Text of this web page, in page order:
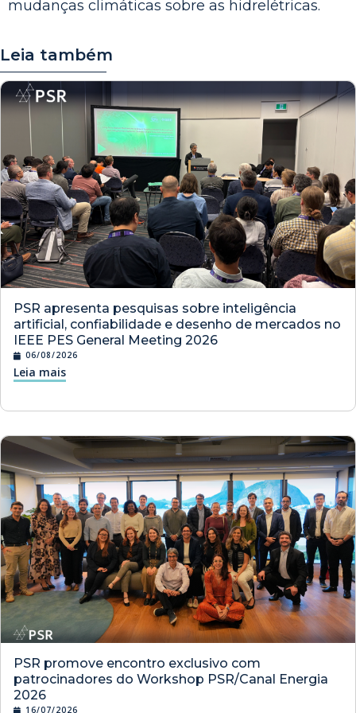
mudanças climáticas sobre as hidrelétricas.
Leia também
PSR apresenta pesquisas sobre inteligência
artificial, confiabilidade e desenho de mercados no
IEEE PES General Meeting 2026
06/08/2026
Leia mais
PSR promove encontro exclusivo com
patrocinadores do Workshop PSR/Canal Energia
2026
16/07/2026